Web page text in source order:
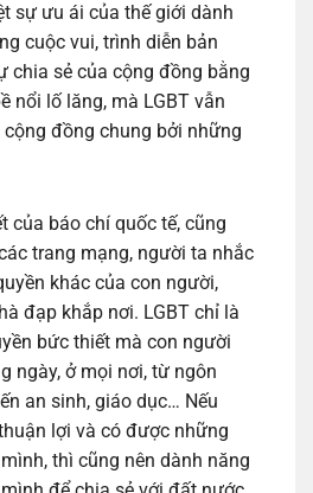
sự ưu ái của thế giới dành
cuộc vui, trình diễn bản
chia sẻ của cộng đồng bằng
nổi lố lăng, mà LGBT vẫn
đồng chung bởi những
của báo chí quốc tế, cũng
trang mạng, người ta nhắc
khác của con người,
đạp khắp nơi. LGBT chỉ là
bức thiết mà con người
ngày, ở mọi nơi, từ ngôn
an sinh, giáo dục… Nếu
lợi và có được những
thì cũng nên dành năng